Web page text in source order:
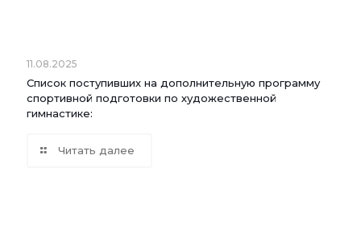
11.08.2025
Список поступивших на дополнительную программу
спортивной подготовки по художественной
гимнастике:
Читать далее